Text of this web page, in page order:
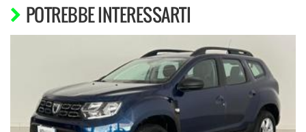
POTREBBE INTERESSARTI